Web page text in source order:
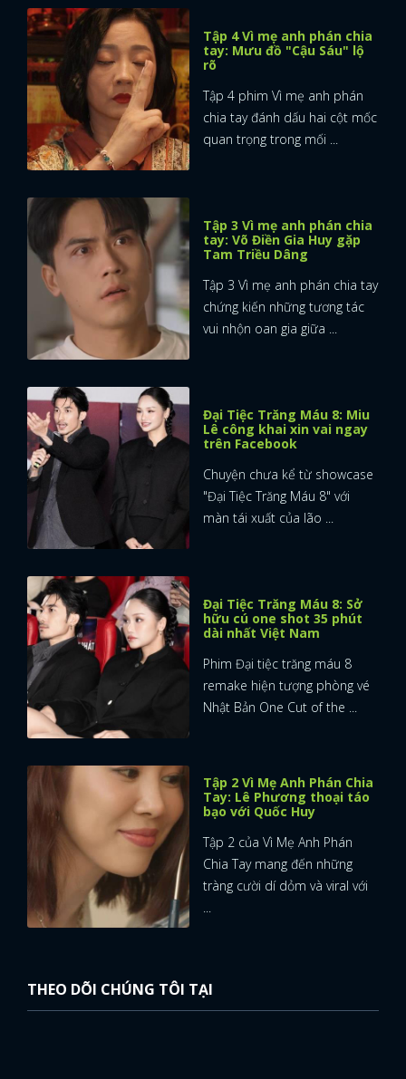
Tập 4 Vì mẹ anh phán chia
tay: Mưu đồ "Cậu Sáu" lộ
rõ
Tập 4 phim Vì mẹ anh phán
chia tay đánh dấu hai cột mốc
quan trọng trong mối ...
Tập 3 Vì mẹ anh phán chia
tay: Võ Điền Gia Huy gặp
Tam Triều Dâng
Tập 3 Vì mẹ anh phán chia tay
chứng kiến những tương tác
vui nhộn oan gia giữa ...
Đại Tiệc Trăng Máu 8: Miu
Lê công khai xin vai ngay
trên Facebook
Chuyện chưa kể từ showcase
"Đại Tiệc Trăng Máu 8" với
màn tái xuất của lão ...
Đại Tiệc Trăng Máu 8: Sở
hữu cú one shot 35 phút
dài nhất Việt Nam
Phim Đại tiệc trăng máu 8
remake hiện tượng phòng vé
Nhật Bản One Cut of the ...
Tập 2 Vì Mẹ Anh Phán Chia
Tay: Lê Phương thoại táo
bạo với Quốc Huy
Tập 2 của Vì Mẹ Anh Phán
Chia Tay mang đến những
tràng cười dí dỏm và viral với
...
THEO DÕI CHÚNG TÔI TẠI